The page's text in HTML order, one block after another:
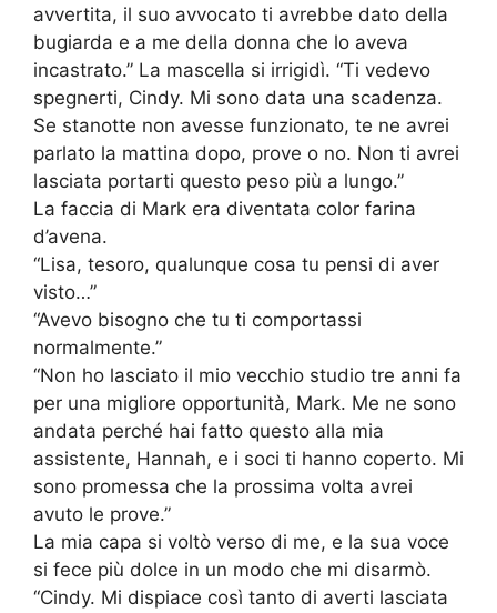
avvertita, il suo avvocato ti avrebbe dato della
bugiarda e a me della donna che lo aveva
incastrato.” La mascella si irrigidì. “Ti vedevo
spegnerti, Cindy. Mi sono data una scadenza.
Se stanotte non avesse funzionato, te ne avrei
parlato la mattina dopo, prove o no. Non ti avrei
lasciata portarti questo peso più a lungo.”
La faccia di Mark era diventata color farina
d’avena.
“Lisa, tesoro, qualunque cosa tu pensi di aver
visto…”
“Avevo bisogno che tu ti comportassi
normalmente.”
“Non ho lasciato il mio vecchio studio tre anni fa
per una migliore opportunità, Mark. Me ne sono
andata perché hai fatto questo alla mia
assistente, Hannah, e i soci ti hanno coperto. Mi
sono promessa che la prossima volta avrei
avuto le prove.”
La mia capa si voltò verso di me, e la sua voce
si fece più dolce in un modo che mi disarmò.
“Cindy. Mi dispiace così tanto di averti lasciata